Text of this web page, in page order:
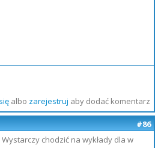
albo zarejestruj aby dodać komentarz
#86
Wystarczy chodzić na wykłady dla w